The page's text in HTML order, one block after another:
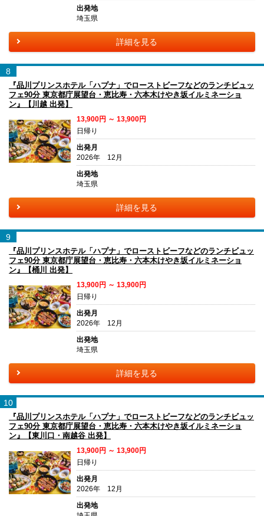
出発地
埼玉県
詳細を見る
8
『品川プリンスホテル「ハプナ」でローストビーフなどのランチビュッ
フェ90分 東京都庁展望台・恵比寿・六本木けやき坂イルミネーショ
ン』【川越 出発】
13,900円 ～ 13,900円
日帰り
出発月
2026年 12月
出発地
埼玉県
詳細を見る
9
『品川プリンスホテル「ハプナ」でローストビーフなどのランチビュッ
フェ90分 東京都庁展望台・恵比寿・六本木けやき坂イルミネーショ
ン』【桶川 出発】
13,900円 ～ 13,900円
日帰り
出発月
2026年 12月
出発地
埼玉県
詳細を見る
10
『品川プリンスホテル「ハプナ」でローストビーフなどのランチビュッ
フェ90分 東京都庁展望台・恵比寿・六本木けやき坂イルミネーショ
ン』【東川口・南越谷 出発】
13,900円 ～ 13,900円
日帰り
出発月
2026年 12月
出発地